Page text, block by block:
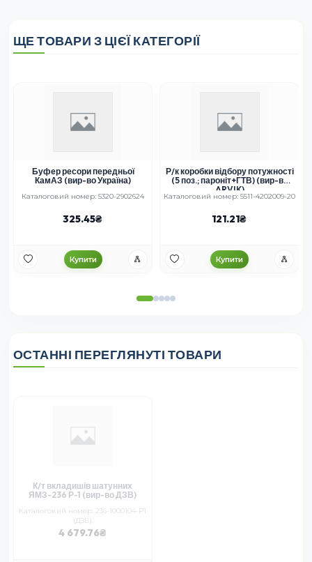
ЩЕ ТОВАРИ З ЦІЄЇ КАТЕГОРІЇ
Буфер ресори передньої
КамАЗ (вир-во Україна)
Каталоговий номер: 5320-2902624
325.45
Купити
Р/к коробки відбору потужності
(5 поз.; пароніт+ГТВ) (вир-во
ARVIK)
Каталоговий номер: 5511-4202009-20
121.21
Купити
ОСТАННІ ПЕРЕГЛЯНУТІ ТОВАРИ
К/т вкладишів шатунних
ЯМЗ-236 Р-1 (вир-во ДЗВ)
Каталоговий номер: 236-1000104-Р1
(ДЗВ)
4 679.76